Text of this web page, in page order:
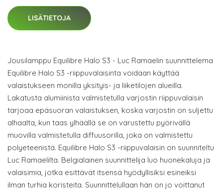
LISÄTIETOJA
Jousilamppu Equilibre Halo S3 - Luc Ramaelin suunnittelema
Equilibre Halo S3 -riippuvalaisinta voidaan käyttää
valaistukseen monilla yksityis- ja liiketilojen alueilla.
Lakatusta alumiinista valmistetulla varjostin riippuvalaisin
tarjoaa epäsuoran valaistuksen, koska varjostin on suljettu
alhaalta, kun taas ylhäällä se on varustettu pyörivällä
muovilla valmistetulla diffuusorilla, joka on valmistettu
polyeteenistä. Equilibre Halo S3 -riippuvalaisin on suunniteltu
Luc Ramaelilta. Belgialainen suunnittelija luo huonekaluja ja
valaisimia, jotka esittävät itsensä hyödyllisiksi esineiksi
ilman turhia koristeita. Suunnittelullaan hän on jo voittanut